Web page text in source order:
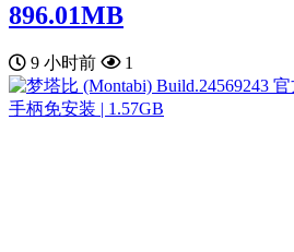
896.01MB
9 小时前 1